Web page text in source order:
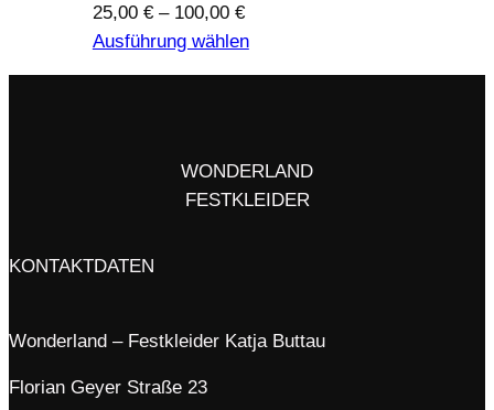
25,00 € – 100,00 €Preisspanne:
25,00 €
Ausführung wählen
WONDERLAND
FESTKLEIDER
KONTAKTDATEN
Wonderland – Festkleider Katja Buttau
Florian Geyer Straße 23